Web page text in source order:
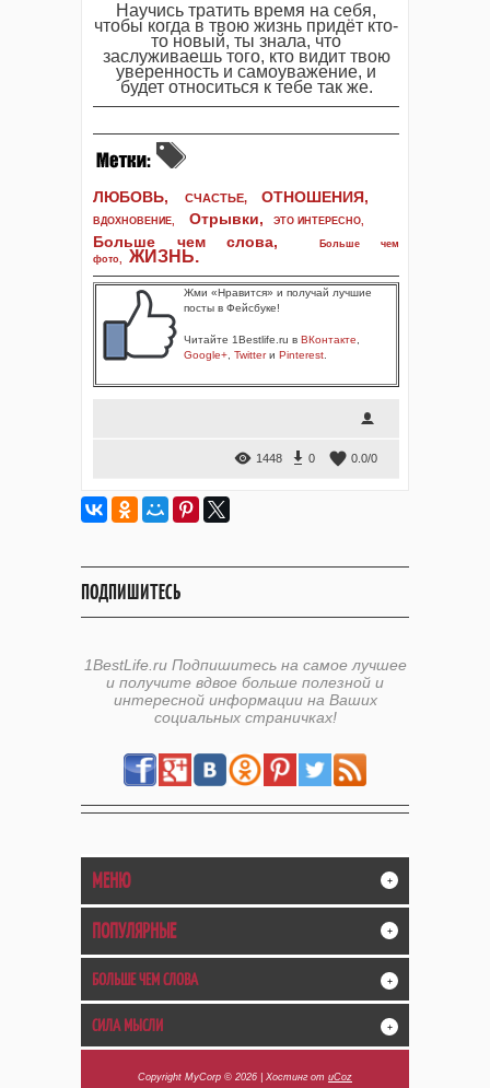
Научись тратить время на себя,
чтобы когда в твою жизнь придёт кто-
то новый, ты знала, что
заслуживаешь того, кто видит твою
уверенность и самоуважение, и
будет относиться к тебе так же.
ЛЮБОВЬ, СЧАСТЬЕ, ОТНОШЕНИЯ,
ВДОХНОВЕНИЕ, Отрывки, ЭТО ИНТЕРЕСНО,
Больше чем слова,
Больше чем
фото, ЖИЗНЬ.
Жми «Нравится» и получай лучшие
посты в Фейсбуке!
Читайте 1Bestlife.ru в ВКонтакте
Google+ Twitterи Pinterest
1448 0 0.0/0
ПОДПИШИТЕСЬ
1BestLife.ru Подпишитесь на самое лучшее
и получите вдвое больше полезной и
интересной информации на Ваших
социальных страничках!
МЕНЮ +
ПОПУЛЯРНЫЕ +
БОЛЬШЕ ЧЕМ СЛОВА +
СИЛА МЫСЛИ +
Copyright MyCorp © 2026 Хостинг от uCoz